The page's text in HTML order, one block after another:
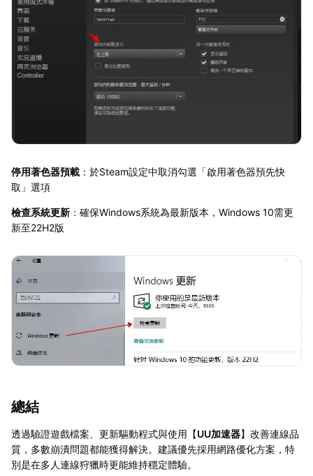
停用著色器預載 ：於Steam設定中取消勾選「啟用著色器預先快
取」選項
檢查系統更新 ：確保Windows系統為最新版本，Windows 10需更
新至22H2版
總結
透過驗證遊戲檔案、更新驅動程式與使用【UU加速器】改善連線品
質，多數崩潰問題都能獲得解決。建議優先採用網路優化方案，特
別是在多人連線狩獵時更能維持穩定體驗。